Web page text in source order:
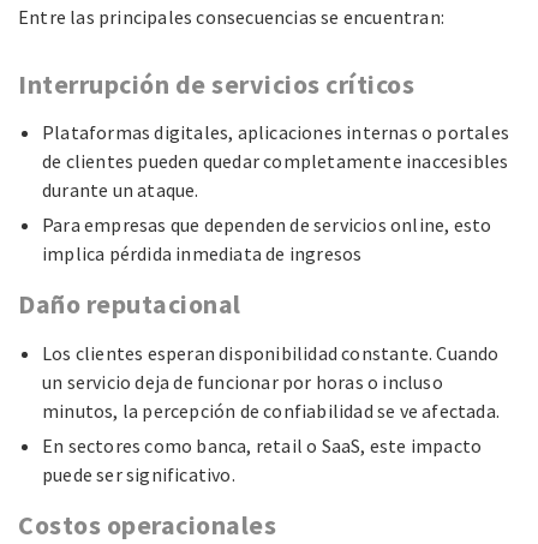
Entre las principales consecuencias se encuentran:
Interrupción de servicios críticos
Plataformas digitales, aplicaciones internas o portales
de clientes pueden quedar completamente inaccesibles
durante un ataque.
Para empresas que dependen de servicios online, esto
implica pérdida inmediata de ingresos
Daño reputacional
Los clientes esperan disponibilidad constante. Cuando
un servicio deja de funcionar por horas o incluso
minutos, la percepción de confiabilidad se ve afectada.
En sectores como banca, retail o SaaS, este impacto
puede ser significativo.
Costos operacionales